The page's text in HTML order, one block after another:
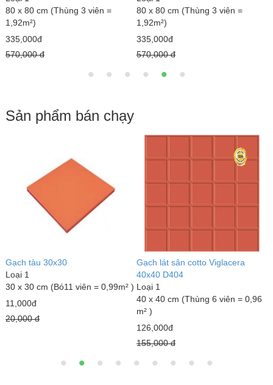
80 x 80 cm (Thùng 3 viên =
1,92m²)
335,000đ
570,000 đ
80 x 80 cm (Thùng 3 viên =
1,92m²)
335,000đ
570,000 đ
Sản phẩm bán chạy
Gạch tàu 30x30
Loại 1
30 x 30 cm (Bó11 viên = 0,99m² )
11,000đ
20,000 đ
Gạch lát sân cotto Viglacera
40x40 D404
Loại 1
40 x 40 cm (Thùng 6 viên = 0,96
m² )
126,000đ
155,000 đ